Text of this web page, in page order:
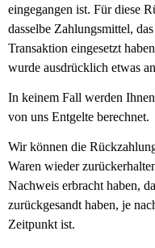
eingegangen ist. Für diese
dasselbe Zahlungsmittel,
Transaktion eingesetzt
wurde ausdrücklich etwas
In keinem Fall werden
von uns Entgelte berechnet.
Wir können die
Waren wieder
Nachweis erbracht haben,
zurückgesandt haben, je
Zeitpunkt ist.